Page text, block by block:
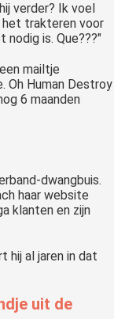
verder? Ik voel
het trakteren voor
nodig is. Que???"
mailtje
Oh Human Destroy
6 maanden
dwangbuis.
haar website
klanten en zijn
hij al jaren in dat
uit de